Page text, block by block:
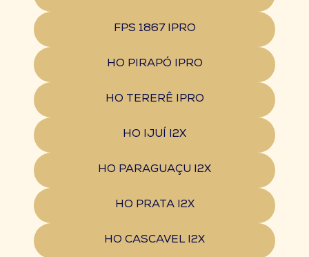
FPS 1867 IPRO
HO PIRAPÓ IPRO
HO TERERÊ IPRO
HO IJUÍ I2X
HO PARAGUAÇU I2X
HO PRATA I2X
HO CASCAVEL I2X